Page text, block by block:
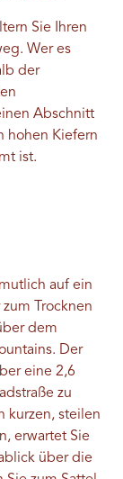
Sie Ihren
Wer es
der
Abschnitt
hohen Kiefern
ist.
auf ein
Trocknen
dem
Der
eine 2,6
zu
kurzen, steilen
erwartet Sie
über die